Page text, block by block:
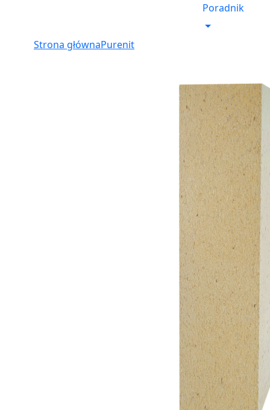
Poradnik
Strona głównaPurenit